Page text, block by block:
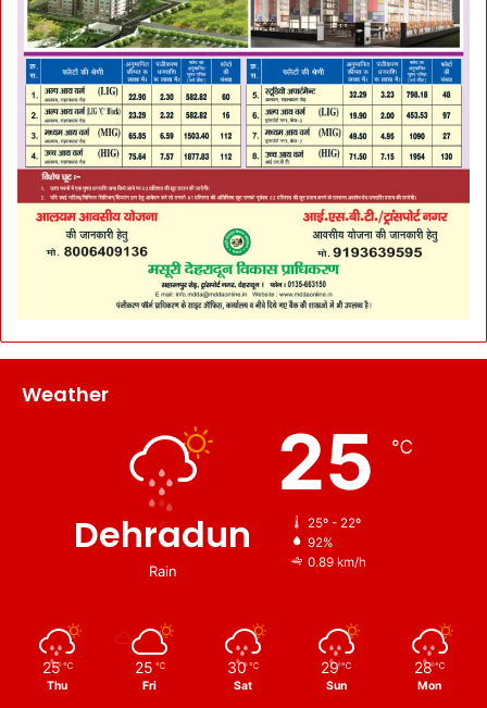
Weather
Dehradun
Rain
25 ℃
25º - 22º
92%
0.89 km/h
25 ℃
Thu
25 ℃
Fri
30 ℃
Sat
29 ℃
Sun
28 ℃
Mon